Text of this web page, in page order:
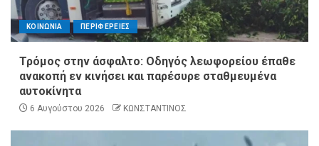
ΚΟΙΝΩΝΙΑ ΠΕΡΙΦΕΡΕΙΕΣ
Τρόμος στην άσφαλτο: Οδηγός λεωφορείου έπαθε
ανακοπή εν κινήσει και παρέσυρε σταθμευμένα
αυτοκίνητα
6 Αυγούστου 2026 ΚΩΝΣΤΑΝΤΙΝΟΣ